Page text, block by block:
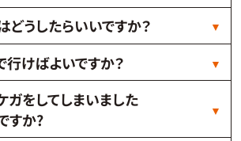
うしたらいいですか？
けばよいですか？
ガをしてしまいました
すか?